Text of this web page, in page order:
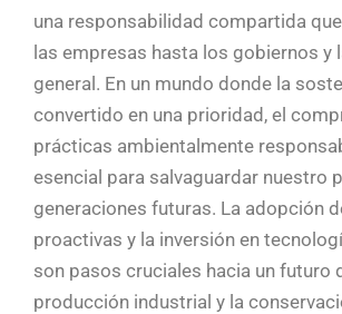
una responsabilidad compartida
las empresas hasta los gobiernos y
general. En un mundo donde la
convertido en una prioridad, el
prácticas ambientalmente
esencial para salvaguardar nuestro
generaciones futuras. La adopción
proactivas y la inversión en
son pasos cruciales hacia un futuro
producción industrial y la